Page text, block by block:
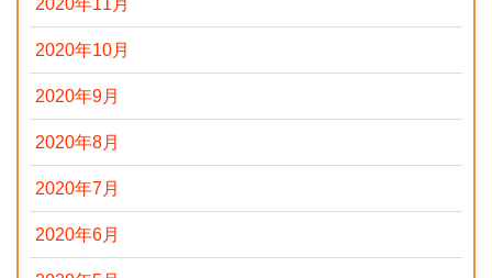
2020年11月
2020年10月
2020年9月
2020年8月
2020年7月
2020年6月